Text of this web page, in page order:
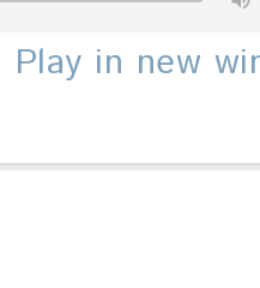
Play in new